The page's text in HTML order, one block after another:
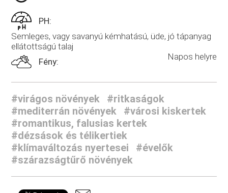
PH:
Semleges, vagy savanyú kémhatású, üde, jó tápanyag
ellátottságú talaj
Fény:
Napos helyre
#virágos növények
#ritkaságok
#mediterrán növények
#városi kiskertek
#romantikus, falusias kertek
#dézsások és télikertiek
#klímaváltozás nyertesei
#évelők
#szárazságtűrő növények